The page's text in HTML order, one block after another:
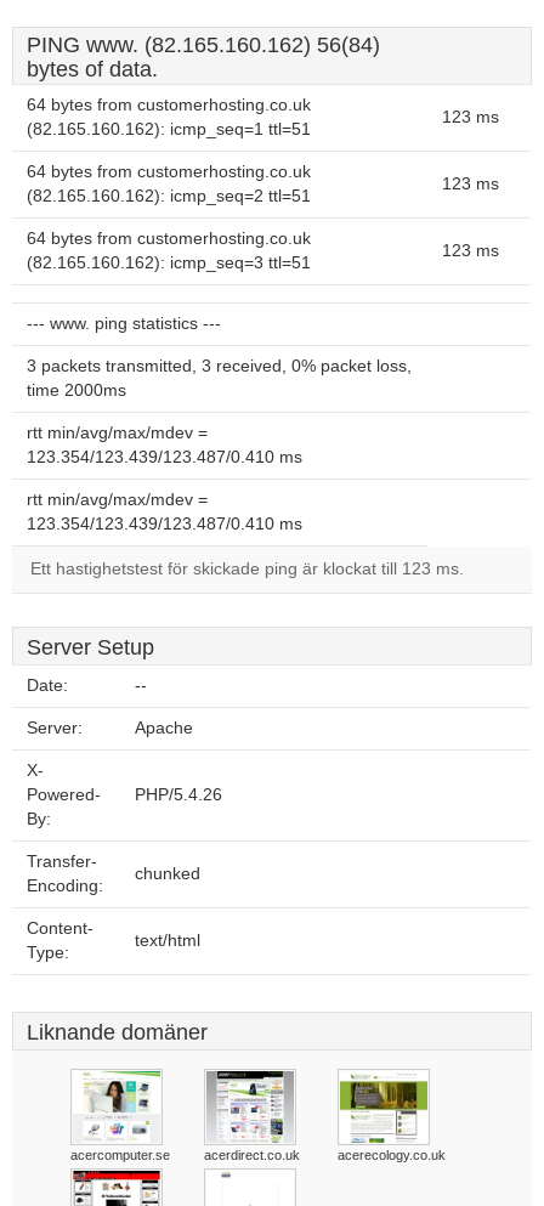
PING www. (82.165.160.162) 56(84)
bytes of data.
64 bytes from customerhosting.co.uk
(82.165.160.162): icmp_seq=1 ttl=51
123 ms
64 bytes from customerhosting.co.uk
(82.165.160.162): icmp_seq=2 ttl=51
123 ms
64 bytes from customerhosting.co.uk
(82.165.160.162): icmp_seq=3 ttl=51
123 ms
--- www. ping statistics ---
3 packets transmitted, 3 received, 0% packet loss,
time 2000ms
rtt min/avg/max/mdev =
123.354/123.439/123.487/0.410 ms
rtt min/avg/max/mdev =
123.354/123.439/123.487/0.410 ms
Ett hastighetstest för skickade ping är klockat till 123 ms.
Server Setup
Date: --
Server: Apache
X-
Powered-
By:
PHP/5.4.26
Transfer-
Encoding:
chunked
Content-
Type:
text/html
Liknande domäner
acercomputer.se acerdirect.co.uk acerecology.co.uk